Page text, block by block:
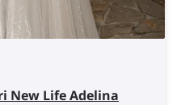
New Life Adelina